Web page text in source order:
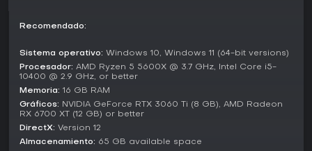
mundo y la exploración.
Los jugadores elogian la potente atmósfera Star Wars, con
entornos detallados que capturan la esencia de la saga.
Disponible en PC y otras plataformas, incluidos ports
recientes, sigue atrayendo fans gracias a su profundidad
narrativa y diseño inmersivo.
Recomendado:
Sistema operativo: Windows 10, Windows 11 (64-bit versions)
Procesador: AMD Ryzen 5 5600X @ 3.7 GHz, Intel Core i5-
10400 @ 2.9 GHz, or better
Memoria: 16 GB RAM
Gráficos: NVIDIA GeForce RTX 3060 Ti (8 GB), AMD Radeon
RX 6700 XT (12 GB) or better
DirectX: Version 12
Almacenamiento: 65 GB available space